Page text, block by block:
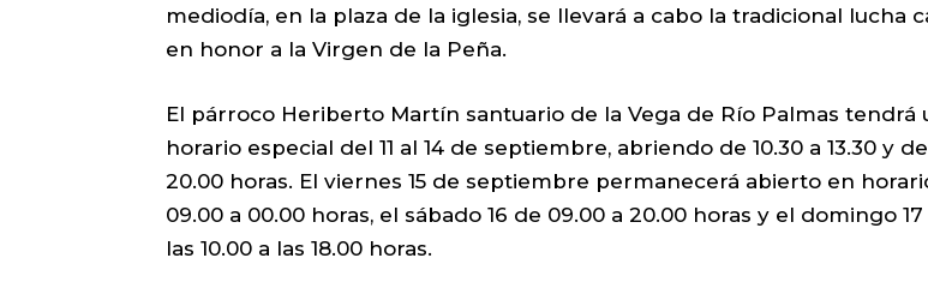
mediodía, en la plaza de la iglesia, se llevará a cabo la tradicional lucha
en honor a la Virgen de la Peña.
El párroco Heriberto Martín santuario de la Vega de Río Palmas tendrá
horario especial del 11 al 14 de septiembre, abriendo de 10.30 a 13.30 y de
20.00 horas. El viernes 15 de septiembre permanecerá abierto en
09.00 a 00.00 horas, el sábado 16 de 09.00 a 20.00 horas y el domingo
las 10.00 a las 18.00 horas.